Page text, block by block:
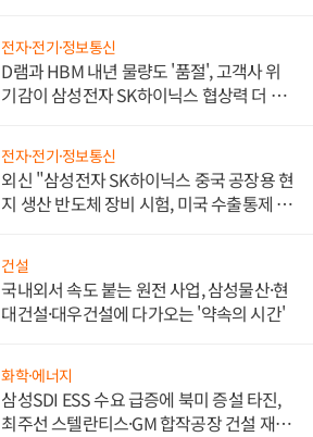
전자·전기·정보통신
D램과 HBM 내년 물량도 '품절', 고객사 위
기감이 삼성전자 SK하이닉스 협상력 더 키
전자·전기·정보통신
외신 "삼성전자 SK하이닉스 중국 공장용 현
지 생산 반도체 장비 시험, 미국 수출통제 대
건설
국내외서 속도 붙는 원전 사업, 삼성물산·현
대건설·대우건설에 다가오는 '약속의 시간'
화학·에너지
삼성SDI ESS 수요 급증에 북미 증설 타진,
최주선 스텔란티스·GM 합작공장 건설 재추